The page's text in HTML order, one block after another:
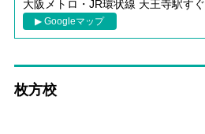
大阪メトロ・JR環状線 天王寺駅すぐ
▶ Googleマップ
枚方校